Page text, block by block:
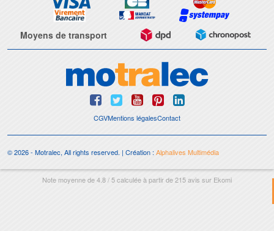
Moyens de transport
CGVMentions légalesContact
© 2026 - Motralec, All rights reserved. | Création :Alphalives Multimédia
Note moyenne de4.8/5calculée à partir de215avis sur Ekomi